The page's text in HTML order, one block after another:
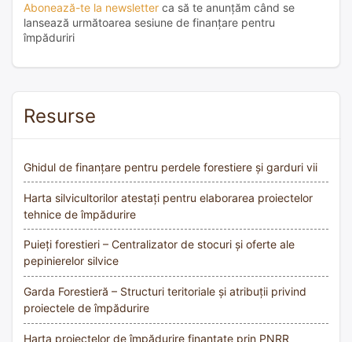
Abonează-te la newsletter ca să te anunțăm când se
lansează următoarea sesiune de finanțare pentru
împăduriri
Resurse
Ghidul de finanțare pentru perdele forestiere și garduri vii
Harta silvicultorilor atestați pentru elaborarea proiectelor
tehnice de împădurire
Puieți forestieri – Centralizator de stocuri și oferte ale
pepinierelor silvice
Garda Forestieră – Structuri teritoriale și atribuții privind
proiectele de împădurire
Harta proiectelor de împădurire finanțate prin PNRR